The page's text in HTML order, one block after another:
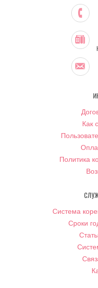
Как
Политика
Система
Сроки